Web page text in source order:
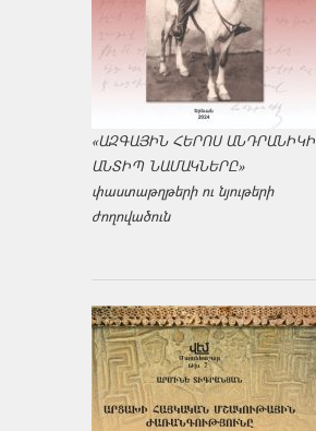
«ԱԶԳԱՅԻՆ ՀԵՐՈՍ ԱՆԴՐԱՆԻԿԻ
ԱՆՏԻՊ ՆԱՄԱԿՆԵՐԸ»
փաստաթղթերի ու նյութերի
ժողովածուն